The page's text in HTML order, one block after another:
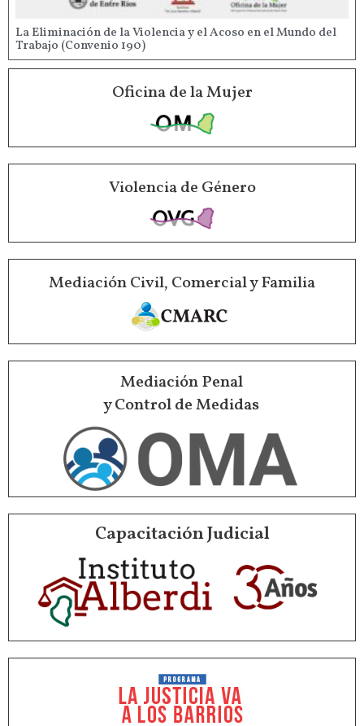
La Eliminación de la Violencia y el Acoso en el Mundo del
Trabajo (Convenio 190)
Oficina de la Mujer
Violencia de Género
Mediación Civil, Comercial y Familia
Mediación Penal
y Control de Medidas
Capacitación Judicial